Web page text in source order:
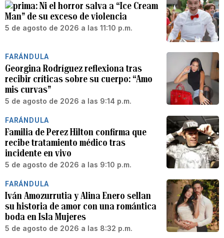
Ni el horror salva a “Ice Cream
Man” de su exceso de violencia
5 de agosto de 2026 a las 11:10 p.m.
FARÁNDULA
Georgina Rodríguez reflexiona tras
recibir críticas sobre su cuerpo: “Amo
mis curvas”
5 de agosto de 2026 a las 9:14 p.m.
FARÁNDULA
Familia de Perez Hilton confirma que
recibe tratamiento médico tras
incidente en vivo
5 de agosto de 2026 a las 9:10 p.m.
FARÁNDULA
Iván Amozurrutia y Alina Enero sellan
su historia de amor con una romántica
boda en Isla Mujeres
5 de agosto de 2026 a las 8:32 p.m.